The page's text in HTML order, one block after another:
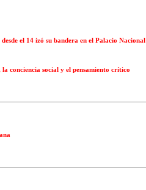
el 14 izó su bandera en el Palacio Nacional
conciencia social y el pensamiento crítico